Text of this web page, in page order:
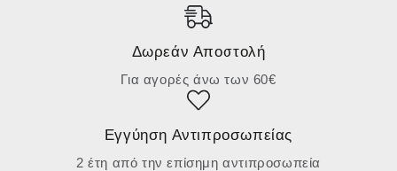
Δωρεάν Αποστολή
Για αγορές άνω των 60€
Εγγύηση Αντιπροσωπείας
2 έτη από την επίσημη αντιπροσωπεία